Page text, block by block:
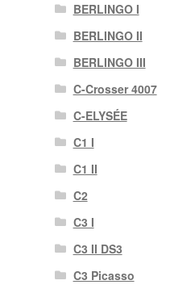
BERLINGO I
BERLINGO II
BERLINGO III
C-Crosser 4007
C-ELYSÉE
C1 I
C1 II
C2
C3 I
C3 II DS3
C3 Picasso